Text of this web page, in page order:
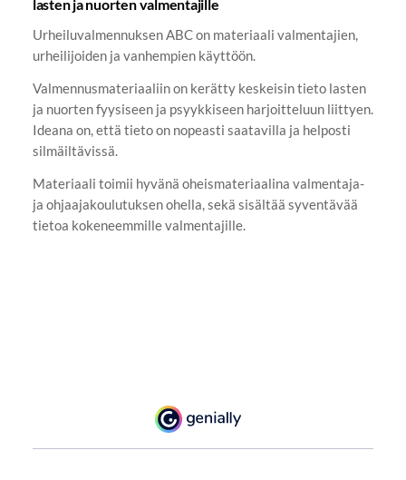
lasten ja nuorten valmentajille
Urheiluvalmennuksen ABC on materiaali valmentajien,
urheilijoiden ja vanhempien käyttöön.
Valmennusmateriaaliin on kerätty keskeisin tieto lasten
ja nuorten fyysiseen ja psyykkiseen harjoitteluun liittyen.
Ideana on, että tieto on nopeasti saatavilla ja helposti
silmäiltävissä.
Materiaali toimii hyvänä oheismateriaalina valmentaja-
ja ohjaajakoulutuksen ohella, sekä sisältää syventävää
tietoa kokeneemmille valmentajille.